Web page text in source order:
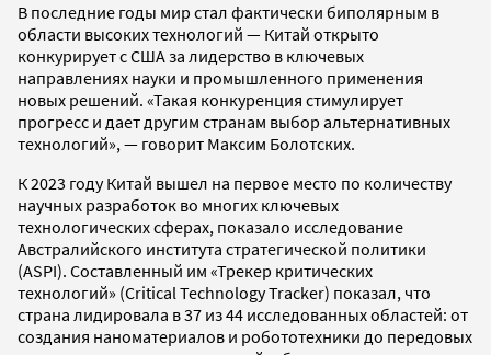
В последние годы мир стал фактически биполярным в
области высоких технологий — Китай открыто
конкурирует с США за лидерство в ключевых
направлениях науки и промышленного применения
новых решений. «Такая конкуренция стимулирует
прогресс и дает другим странам выбор альтернативных
технологий», — говорит Максим Болотских.
К 2023 году Китай вышел на первое место по количеству
научных разработок во многих ключевых
технологических сферах, показало исследование
Австралийского института стратегической политики
(ASPI). Составленный им «Трекер критических
технологий» (Сritical Technology Tracker) показал, что
страна лидировала в 37 из 44 исследованных областей: от
создания наноматериалов и робототехники до передовых